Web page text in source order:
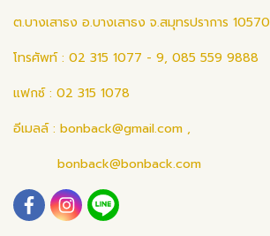
ต.บางเสาธง อ.บางเสาธง จ.สมุทรปราการ 10570
โทรศัพท์ : 02 315 1077 - 9, 085 559 9888
แฟกซ์ : 02 315 1078
อีเมลล์ : bonback@gmail.com ,
bonback@bonback.com